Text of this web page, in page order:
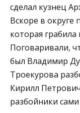
сделал кузнец
Вскоре в округе
которая
Поговаривали,
был Владимир
Троекурова
Кирилл
разбойники сами